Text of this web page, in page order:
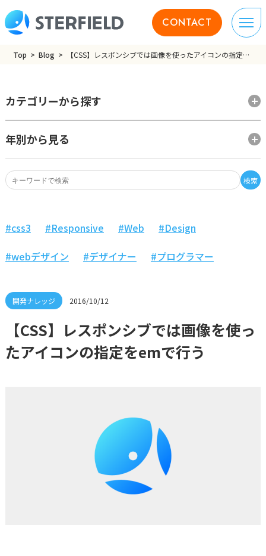
CONTACT
Top Blog 【CSS】レスポンシブでは画像を使ったアイコンの指定をemで行う
検索
カテゴリーから探す
年別から見る
2016/10/12
css3 Responsive Web
Design
webデザイン
デザイナー プログラマー
【CSS】レスポンシブでは画像を使っ
たアイコンの指定をemで行う